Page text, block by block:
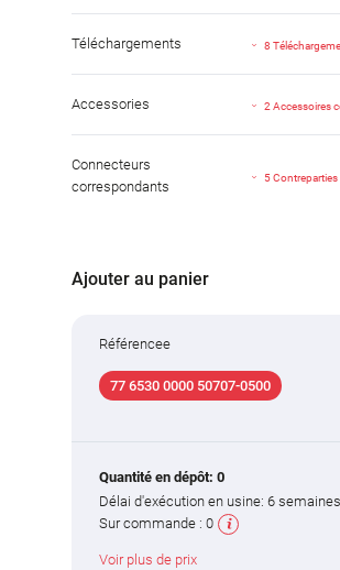
Téléchargements 8
Accessories 2 Accessoires
Connecteurs
correspondants
5 Contreparties
Ajouter au panier
Référencee
77 6530 0000 50707-0500
Quantité en dépôt: 0
Délai d'exécution en usine: 6 semaines
Sur commande : 0
Voir plus de prix